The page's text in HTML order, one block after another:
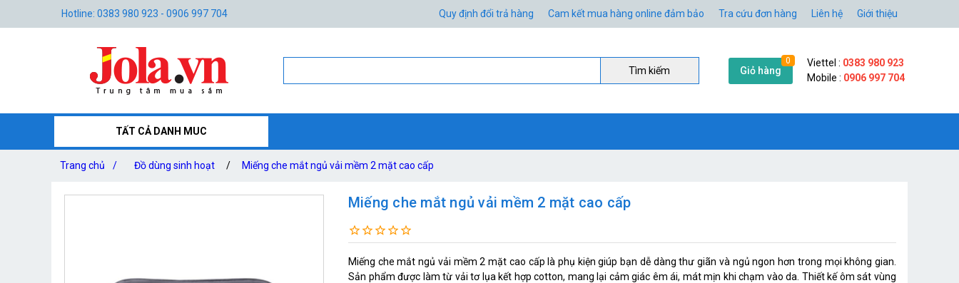
Hotline: 0383 980 923 - 0906 997 704 Quy định đổi trả hàng Cam kết mua hàng online đảm bảo Tra cứu đơn hàng Liên hệ Giới thiệu
Tìm kiếm Giỏ hàng
0 Viettel : 0383 980 923
Mobile : 0906 997 704
TẤT CẢ DANH MUC
Trang chủ / Đồ dùng sinh hoạt / Miếng che mắt ngủ vải mềm 2 mặt cao cấp
Miếng che mắt ngủ vải mềm 2 mặt cao cấp
Miếng che mắt ngủ vải mềm 2 mặt cao cấp là phụ kiện giúp bạn dễ dàng thư giãn và ngủ ngon hơn trong mọi không gian.
Sản phẩm được làm từ vải tơ lụa kết hợp cotton, mang lại cảm giác êm ái, mát mịn khi chạm vào da. Thiết kế ôm sát vùng